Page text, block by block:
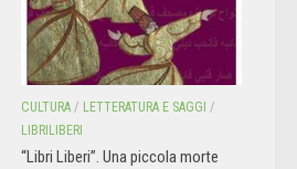
CULTURA / LETTERATURA E SAGGI /
LIBRILIBERI
“Libri Liberi”. Una piccola morte